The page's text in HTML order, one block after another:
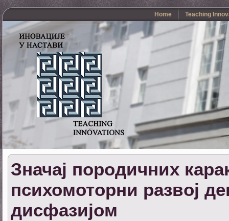
Home Teaching
Значај породичних
психомоторни развој
дисфазијом